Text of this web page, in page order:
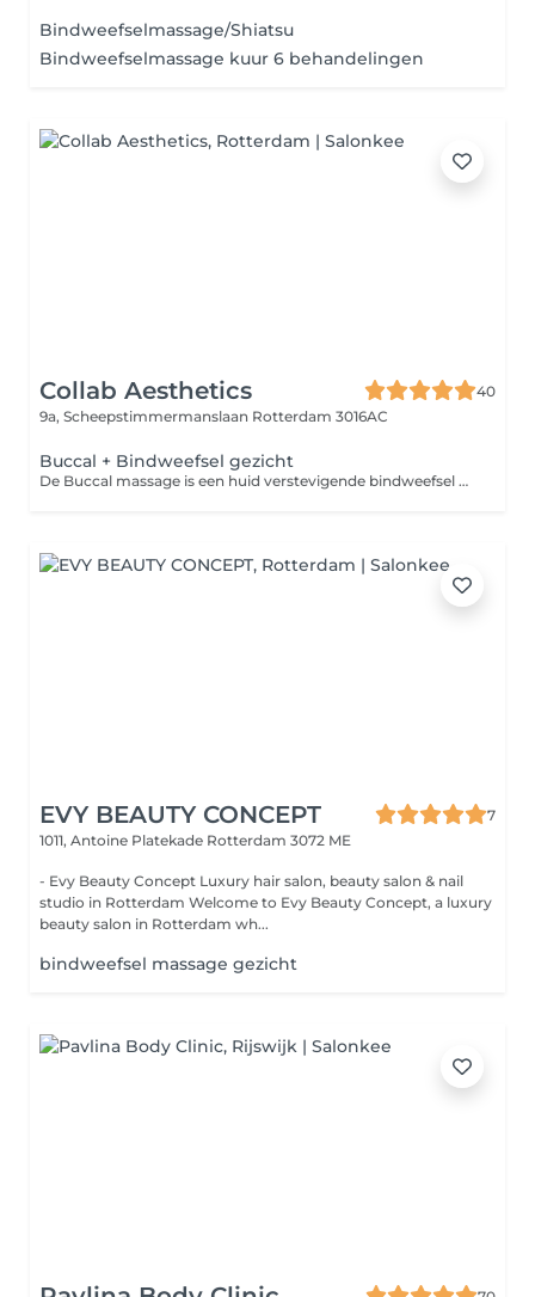
Bindweefselmassage/Shiatsu
Bindweefselmassage kuur 6 behandelingen
Collab Aesthetics
40
9a, Scheepstimmermanslaan Rotterdam 3016AC
Buccal + Bindweefsel gezicht
De Buccal massage is een huid verstevigende bindweefsel massage, waarbij de focus wordt gelegd op het aanmaken van collageen en elastine.
EVY BEAUTY CONCEPT
7
1011, Antoine Platekade Rotterdam 3072 ME
- Evy Beauty Concept Luxury hair salon, beauty salon & nail
studio in Rotterdam Welcome to Evy Beauty Concept, a luxury
beauty salon in Rotterdam wh...
bindweefsel massage gezicht